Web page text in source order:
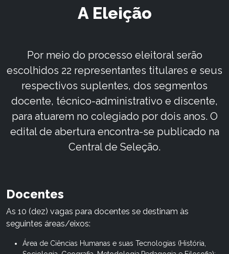
A Eleição
Por meio do processo eleitoral serão
escolhidos 22 representantes titulares e seus
respectivos suplentes, dos segmentos
docente, técnico-administrativo e discente,
para atuarem no colegiado por dois anos. O
edital de abertura encontra-se publicado na
Central de Seleção.
Docentes
As 10 (dez) vagas para docentes se destinam às
seguintes áreas/eixos:
Área de Ciências Humanas e suas Tecnologias (História,